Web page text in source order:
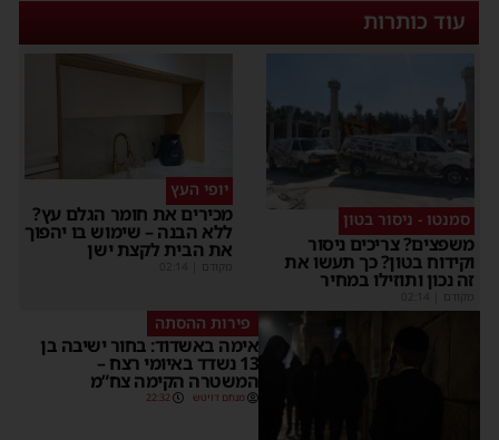
עוד כותרות
סמנטו - ניסור בטון
משפצים? צריכים ניסור
וקידוח בטון? כך תעשו את
זה נכון ותוזילו במחיר
מקודם
יופי העץ
מכירים את חומר הגלם עץ?
ללא הבנה – שימוש בו יהפוך
את הבית לקצת ישן
מקודם
פירות ההסתה
אימה באשדוד: בחור ישיבה בן
13 נשדד באיומי רצח –
המשטרה הקימה צח”מ
מנחם דויטש 22:32